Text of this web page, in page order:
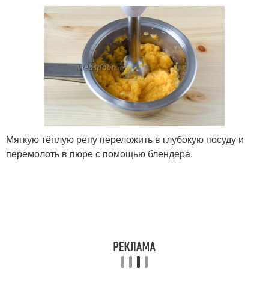
Мягкую тёплую репу переложить в глубокую посуду и
перемолоть в пюре с помощью блендера.